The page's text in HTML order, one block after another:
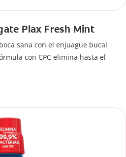
Plax Fresh Mint
sana con el enjuague bucal
con CPC elimina hasta el